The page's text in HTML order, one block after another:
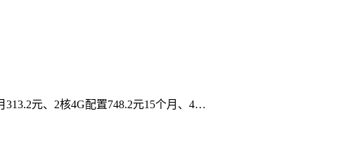
元、2核4G配置748.2元15个月、4…